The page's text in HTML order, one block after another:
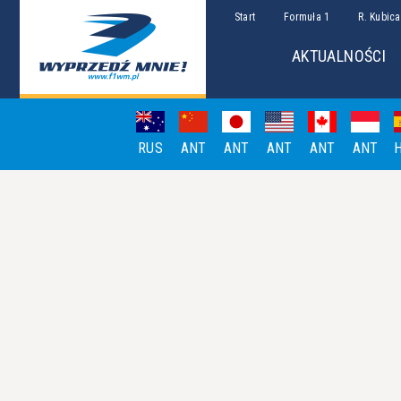
Start Formuła 1 R. Kubica
AKTUALNOŚCI
RUS ANT ANT ANT ANT ANT